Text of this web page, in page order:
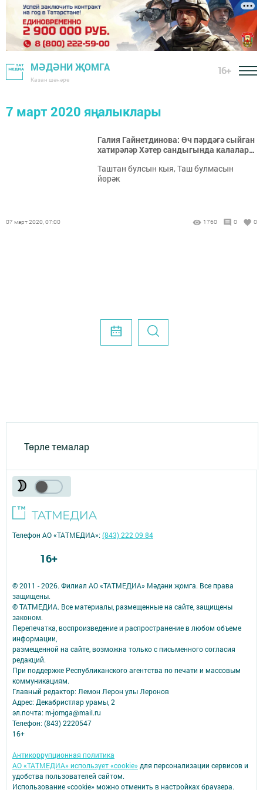
МӘДӘНИ ҖОМГА
Казан шәһәре
16+
7 март 2020 яңалыклары
Галия Гайнетдинова: Өч пәрдәгә сыйган
хатирәләр Хәтер сандыгында калалар…
Таштан булсын кыя, Таш булмасын
йөрәк
07 март 2020, 07:00 1760 0 0
Төрле темалар
© 2011 - 2026. Филиал АО «ТАТМЕДИА» Мәдәни җомга. Все права
защищены.
© ТАТМЕДИА. Все материалы, размещенные на сайте, защищены
законом.
Перепечатка, воспроизведение и распространение в любом объеме
информации,
размещенной на сайте, возможна только с письменного согласия
редакций.
При поддержке Республиканского агентства по печати и массовым
коммуникациям.
Главный редактор: Лемон Лерон улы Леронов
Адрес: Декабристлар урамы, 2
эл.почта: m-jomga@mail.ru
Телефон: (843) 2220547
16+
Антикоррупционная политика
АО «ТАТМЕДИА» использует «cookie» для персонализации сервисов и
удобства пользователей сайтом.
Использование «cookie» можно отменить в настройках браузера.
Телефон АО «ТАТМЕДИА»:(843) 222 09 84
16+